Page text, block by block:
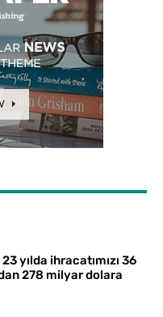
yılda ihracatımızı 36
278 milyar dolara